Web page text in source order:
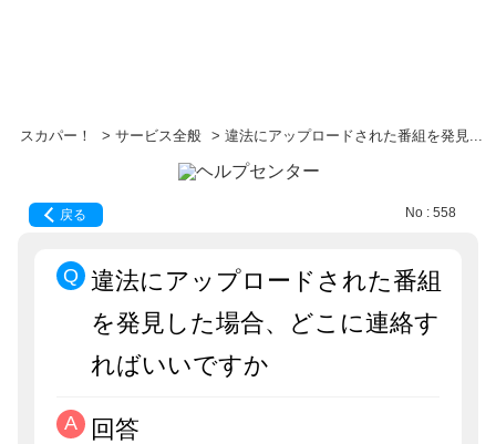
スカパー！ > サービス全般 > 違法にアップロードされた番組を発見...
戻る No : 558
違法にアップロードされた番組
を発見した場合、どこに連絡す
ればいいですか
回答